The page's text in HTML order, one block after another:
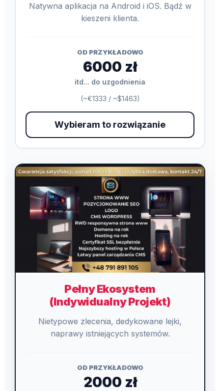
Natywna aplikacja na Android i iOS. Bądź w
kieszeni klienta.
OD PRZYKŁADOWO
6000 zł
itd... do uzgodnienia
(~€1333 / ~$1463)
Wybieram to rozwiązanie
Pełny Ekosystem
(Indywidualny Projekt)
Nietypowe zlecenia, dedykowane lejki,
naprawy istniejących systemów.
OD PRZYKŁADOWO
2000 zł